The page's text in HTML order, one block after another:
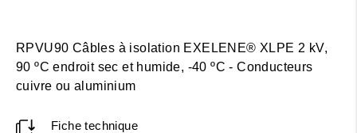
RPVU90 Câbles à isolation EXELENE® XLPE 2 kV,
90 ºC endroit sec et humide, -40 ºC - Conducteurs
cuivre ou aluminium
Fiche technique